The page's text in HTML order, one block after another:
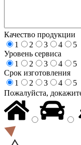
Качество продукции
1
2 3 4
5
Уровень сервиса
1
2 3 4
5
Срок изготовления
1
2 3 4
5
Пожалуйста,